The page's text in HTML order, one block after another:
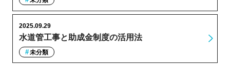
水道管工事と助成金制度の活用法
2025.09.29
未分類